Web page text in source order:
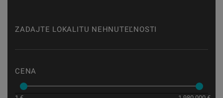
ZADAJTE LOKALITU NEHNUTEĽNOSTI
CENA